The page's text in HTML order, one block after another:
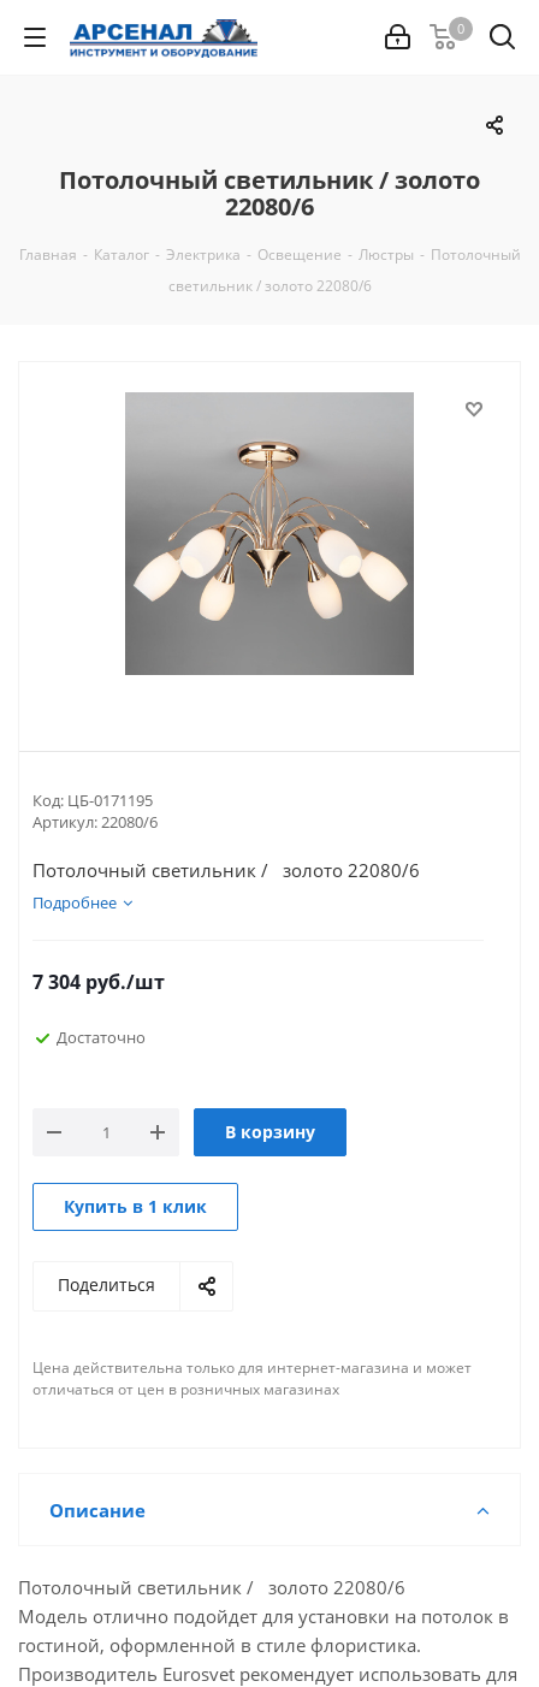
0
Потолочный светильник / золото
22080/6
Главная - Каталог - Электрика - Освещение - Люстры - Потолочный
светильник / золото 22080/6
Код: ЦБ-0171195
Артикул:22080/6
Потолочный светильник / золото 22080/6
Подробнее
7 304 руб./шт
Достаточно
В корзину
Купить в 1 клик
Поделиться
Цена действительна только для интернет-магазина и может
отличаться от цен в розничных магазинах
Описание
Потолочный светильник / золото 22080/6
Модель отлично подойдет для установки на потолок в
гостиной, оформленной в стиле флористика.
Производитель Eurosvet рекомендует использовать для